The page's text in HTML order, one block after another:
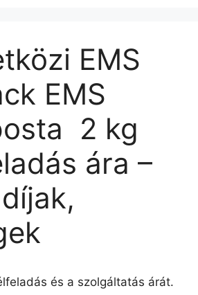
EMS
EMS
 2 kg 
ára –
és a szolgáltatás árát.